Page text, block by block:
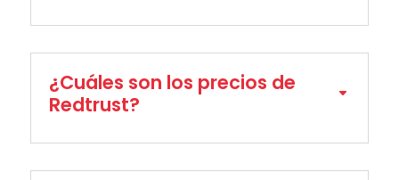
¿Cuáles son los precios de
Redtrust?